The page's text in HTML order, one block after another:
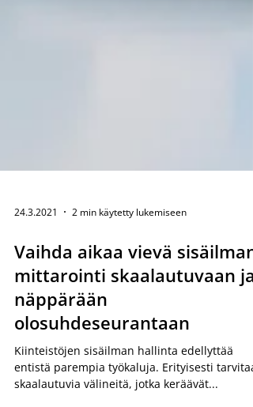
24.3.2021 2 min käytetty lukemiseen
Vaihda aikaa vievä sisäilman
mittarointi skaalautuvaan ja
näppärään